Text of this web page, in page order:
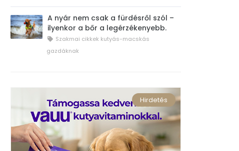
A nyár nem csak a fürdésről szól –
ilyenkor a bőr a legérzékenyebb.
Szakmai cikkek kutyás-macskás
gazdáknak
Hirdetés